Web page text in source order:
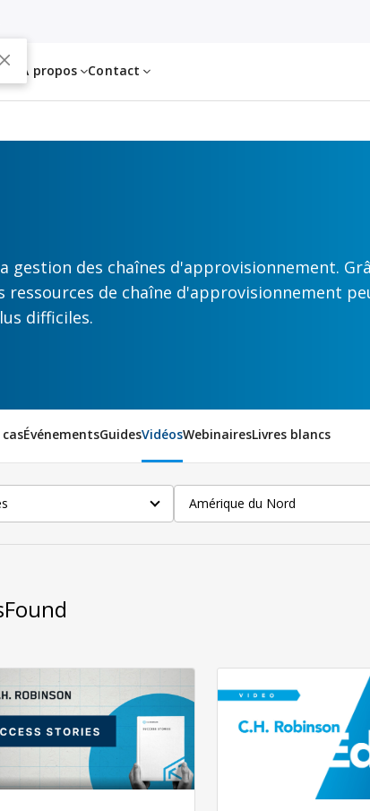
À propos Contact
gestion des chaînes d'approvisionnement.
ressources de chaîne d'approvisionnement
difficiles.
ÉvénementsGuidesVidéosWebinairesLivres blancs
Amérique du Nord